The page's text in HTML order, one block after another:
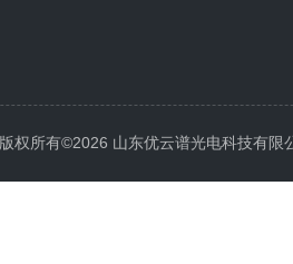
版权所有©2026 山东优云谱光电科技有